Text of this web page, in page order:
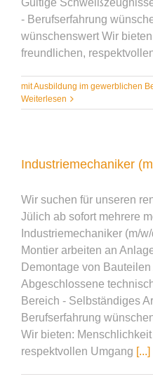
Gültige
- Berufserfahrung
wünschenswert Wir
freundlichen,
mit Ausbildung im gewerblichen
Weiterlesen
Industriemechaniker
Wir suchen für unseren
Jülich ab sofort mehrere
Industriemechaniker (m/
Montier arbeiten an
Demontage von
Abgeschlossene
Bereich - Selbständiges
Berufserfahrung
Wir bieten:
respektvollen Umgang [...]